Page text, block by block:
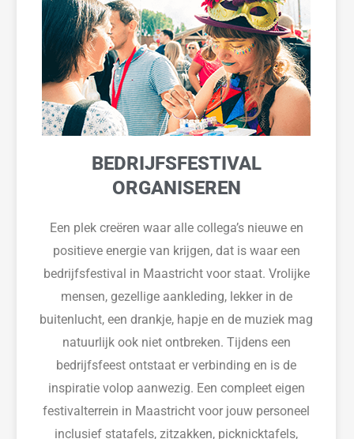
BEDRIJFSFESTIVAL
ORGANISEREN
Een plek creëren waar alle collega’s nieuwe en
positieve energie van krijgen, dat is waar een
bedrijfsfestival in Maastricht voor staat. Vrolijke
mensen, gezellige aankleding, lekker in de
buitenlucht, een drankje, hapje en de muziek mag
natuurlijk ook niet ontbreken. Tijdens een
bedrijfsfeest ontstaat er verbinding en is de
inspiratie volop aanwezig. Een compleet eigen
festivalterrein in Maastricht voor jouw personeel
inclusief statafels, zitzakken, picknicktafels,